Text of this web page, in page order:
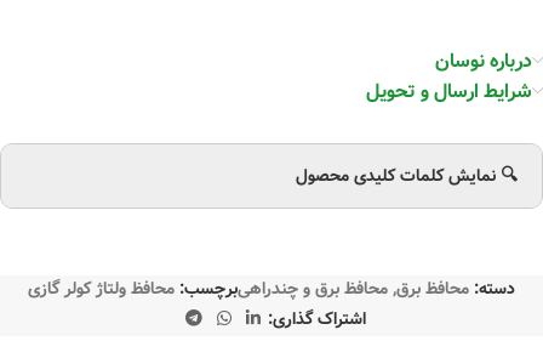
درباره نوسان
شرایط ارسال و تحویل
🔍 نمایش کلمات کلیدی محصول
دسته: محافظ برق,محافظ برق و چندراهیبرچسب: محافظ ولتاژ کولر گازی
اشتراک گذاری: